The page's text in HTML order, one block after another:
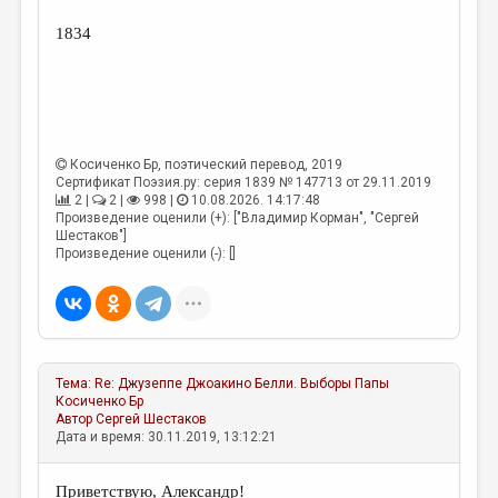
1834
Косиченко Бр, поэтический перевод, 2019
Сертификат Поэзия.ру: серия 1839 № 147713 от 29.11.2019
2 |
2 | 998 |
10.08.2026. 14:17:48
Произведение оценили (+): ["Владимир Корман", "Сергей
Шестаков"]
Произведение оценили (-): []
Тема: Re: Джузеппе Джоакино Белли. Выборы Папы
Косиченко Бр
АвторСергей Шестаков
Дата и время: 30.11.2019, 13:12:21
Приветствую, Александр!